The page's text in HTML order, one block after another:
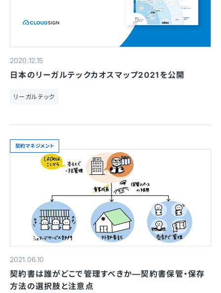
2020.12.15
日本のリーガルテックカオスマップ2021を公開
リーガルテック
契約マネジメント
2021.06.10
契約書は誰がどこで管理すべきか—契約書保管・保存
方法の選択肢と注意点